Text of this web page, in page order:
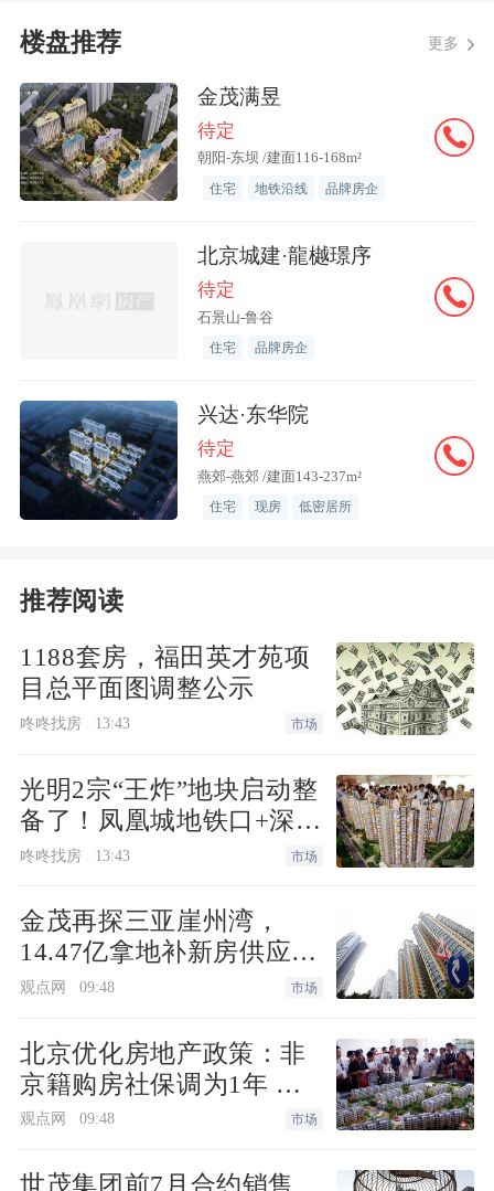
在北京上述楼市新政满月之际，中指研究
楼盘到访量有所好转，部分小区二手房带
看量也有增加，但整体市场氛围仍较平
淡。从周度数据来看，新政出台后的三周
央视财经披露的数据显示，整个8月，北
京新建商品住宅网签成交2824套，环比增
长2.3%；二手住宅网签量13119套，环比
“我们现在的项目大部分都在五环外，这
次新政是一个特别积极的信号，我们会好
好把握机会。”在北京上述楼市新政出台
此表示。
时隔一个月，《每日经济新闻》记者再次
联系该开发商人士时，对方表示，其营销
团队正全力备战，对“金九银十”有信心。
9月9日，招商蛇口北京公司相关人士向
《每日经济新闻》记者表示，“北京楼市
阅、招商玺和招商序等楼盘，成交量基本
都实现了翻倍。”
以30套、0.27万平方米、1.59亿元的网签
成绩，成为北京全市新房网签金额周度冠
军。
楼盘推荐 更多
金茂满昱
待定
朝阳-东坝 /建面116-168m²
住宅 地铁沿线 品牌房企
北京城建·龍樾璟序
待定
石景山-鲁谷
住宅 品牌房企
兴达·东华院
待定
燕郊-燕郊 /建面143-237m²
住宅 现房 低密居所
推荐阅读
1188套房，福田英才苑项
目总平面图调整公示
咚咚找房 13:43 市场
光明2宗“王炸”地块启动整
备了！凤凰城地铁口+深实
验+商业环绕
咚咚找房 13:43 市场
金茂再探三亚崖州湾，
14.47亿拿地补新房供应缺
口
观点网 09:48 市场
北京优化房地产政策：非
京籍购房社保调为1年 公
积金最高可贷340万元
观点网 09:48 市场
世茂集团前7月合约销售